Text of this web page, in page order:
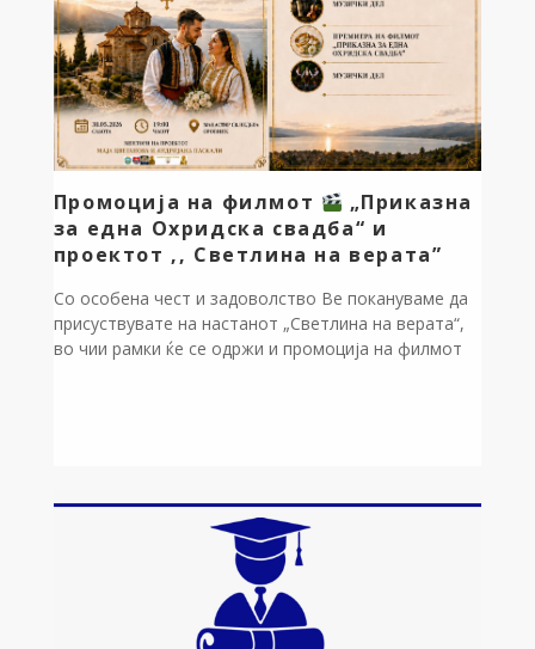
Промоција на филмот
„Приказна
за една Охридска свадба“ и
проектот ,, Светлина на верата”
Со особена чест и задоволство Ве покануваме да
присуствувате на настанот „Светлина на верата“,
во чии рамки ќе се одржи и промоција на филмот